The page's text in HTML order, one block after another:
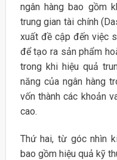
ngân hàng bao gồm
trung gian tài chính
xuất đề cập đến việc
để tạo ra sản phẩm
trong khi hiệu quả
năng của ngân hàng
vốn thành các khoản
cao.
Thứ hai, từ góc nhìn
bao gồm hiệu quả kỹ